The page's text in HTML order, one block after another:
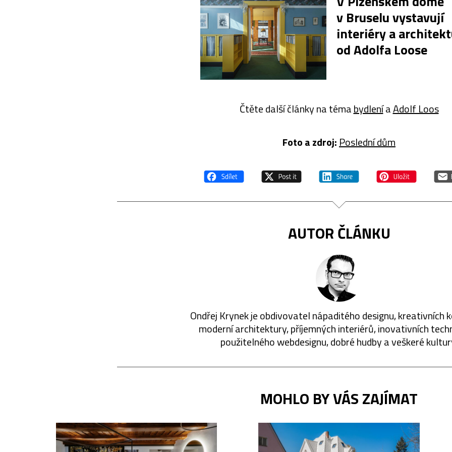
v Bruselu vystavují
interiéry a
od Adolfa Loose
Čtěte další články na témabydleníaAdolf Loos
Foto a zdroj: Poslední dům
AUTOR ČLÁNKU
Ondřej Krynek je obdivovatel nápaditého designu, kreativních
moderní architektury, příjemných interiérů, inovativních
použitelného webdesignu, dobré hudby a veškeré
MOHLO BY VÁS ZAJÍMAT